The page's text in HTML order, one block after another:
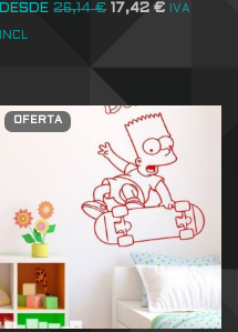
DESDE 26,14€ 17,42€ IVA
INCL
OFERTA